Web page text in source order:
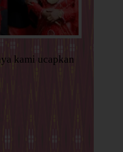
kami ucapkan